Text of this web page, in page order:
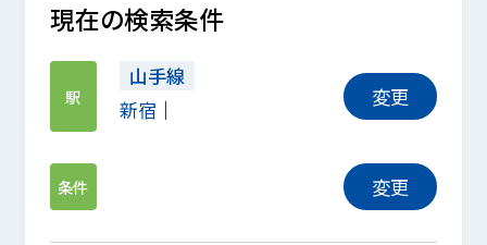
現在の検索条件
駅
山手線
新宿
変更
条件 変更